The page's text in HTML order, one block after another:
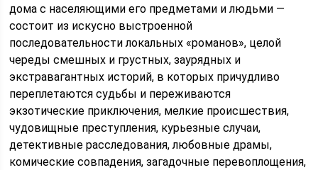
дома с населяющими его предметами и людьми —
состоит из искусно выстроенной
последовательности локальных «романов», целой
череды смешных и грустных, заурядных и
экстравагантных историй, в которых причудливо
переплетаются судьбы и переживаются
экзотические приключения, мелкие происшествия,
чудовищные преступления, курьезные случаи,
детективные расследования, любовные драмы,
комические совпадения, загадочные перевоплощения,